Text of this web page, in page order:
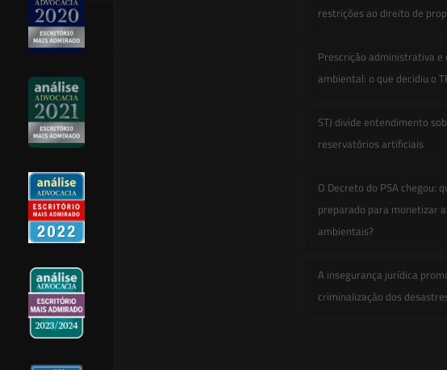
restrições ao direito de
Prescrição administrativa e
ambiental: o que decidiu o
STJ divide entendimento
reservatórios artificiais
O Decreto do PSA chegou:
preparado para monetizar
ambientais?
A insegurança jurídica
criminalização dos